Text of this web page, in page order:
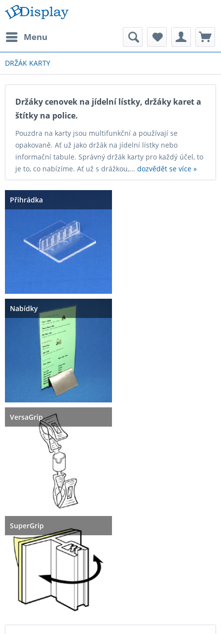
Menu
DRŽÁK KARTY
Držáky cenovek na jídelní lístky, držáky karet a
štítky na police.
Pouzdra na karty jsou multifunkční a používají se
opakovaně. Ať už jako držák na jídelní lístky nebo
informační tabule. Správný držák karty pro každý účel, to
je to, co nabízíme. Ať už s drážkou,... dozvědět se více »
Přihrádka
Nabídky
VersaGrip
SuperGrip